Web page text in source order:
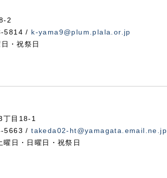
2
5814 / k-yama9@plum.plala.or.jp
・祝祭日
目18-1
5663 /takeda02-ht@yamagata.email.ne.jp
日・日曜日・祝祭日